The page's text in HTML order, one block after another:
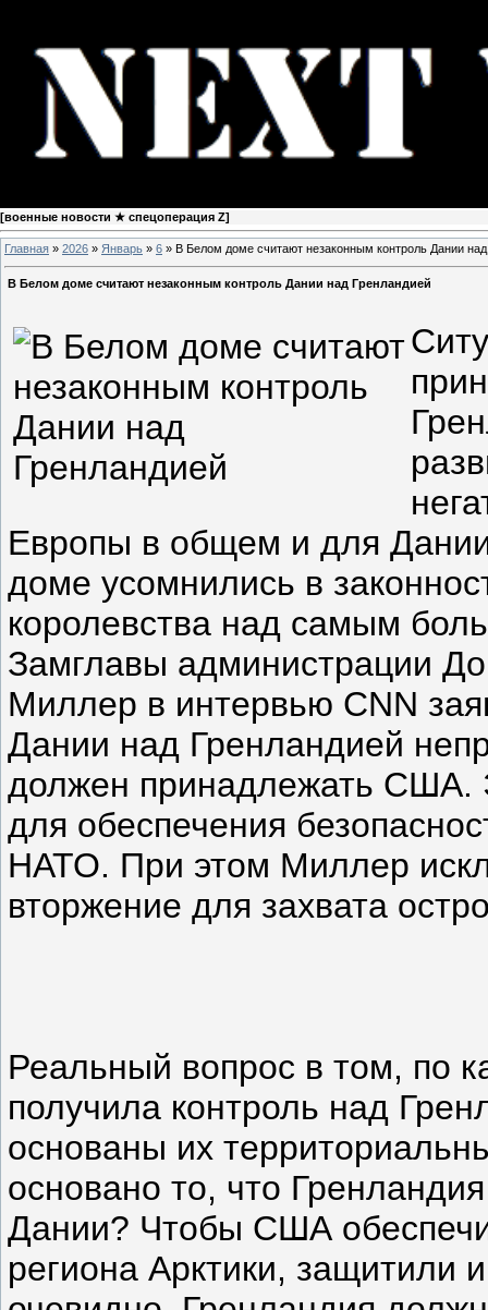
[военные новости ★ спецоперация Z]
Главная » 2026 » Январь » 6 » В Белом доме считают незаконным контроль Дании над
В Белом доме считают незаконным контроль Дании над Гренландией
Европы в общем и для
доме усомнились в
королевства над самым
Замглавы администрации
Миллер в интервью CNN
Дании над Гренландией
должен принадлежать США.
для обеспечения
НАТО. При этом Миллер
вторжение для захвата
Реальный вопрос в том, по
получила контроль над
основаны их
основано то, что
Дании? Чтобы США
региона Арктики, защитили